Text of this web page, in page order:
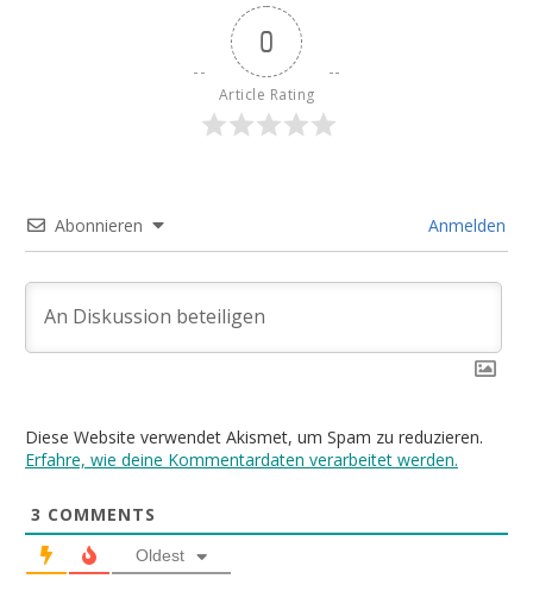
0
Article Rating
Abonnieren Anmelden
Diese Website verwendet Akismet, um Spam zu reduzieren.
Erfahre, wie deine Kommentardaten verarbeitet werden.
3 COMMENTS
Oldest